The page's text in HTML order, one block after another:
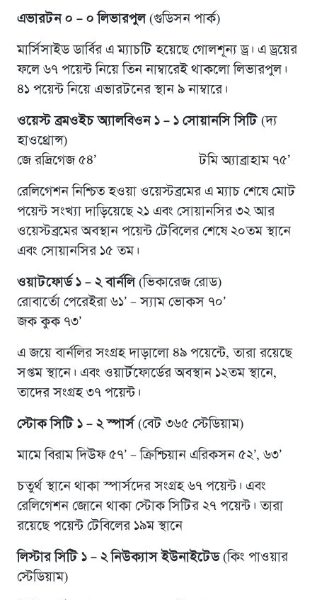
এভারটন ০ – ০ লিভারপুল(গুডিসন পার্ক)
মার্সিসাইড ডার্বির এ ম্যাচটি হয়েছে গোলশূন্য ড্র। এ ড্রয়ের
ফলে ৬৭ পয়েন্ট নিয়ে তিন নাম্বারেই থাকলো লিভারপুল।
৪১ পয়েন্ট নিয়ে এভারটনের স্থান ৯ নাম্বারে।
ওয়েস্ট ব্রমওইচ অ্যালবিওন ১ – ১ সোয়ানসি সিটি(দ্য
হাওথ্রোন্স)
জে রদ্রিগেজ ৫৪’ টমি অ্যাব্রাহাম ৭৫’
রেলিগেশন নিশ্চিত হওয়া ওয়েস্টব্রমের এ ম্যাচ শেষে মোট
পয়েন্ট সংখ্যা দাড়িয়েছে ২১ এবং সোয়ানসির ৩২ আর
ওয়েস্টব্রমের অবস্থান পয়েন্ট টেবিলের শেষে ২০তম স্থানে
এবং সোয়ানসির ১৫ তম।
ওয়াটফোর্ড ১ – ২ বার্নলি (ভিকারেজ রোড)
রোবার্তো পেরেইরা ৬১’ – স্যাম ভোকস ৭০’
জক কুক ৭৩’
এ জয়ে বার্নলির সংগ্রহ দাড়ালো ৪৯ পয়েন্টে, তারা রয়েছে
সপ্তম স্থানে। এবং ওয়ার্টফোর্ডের অবস্থান ১২তম স্থানে,
তাদের সংগ্রহ ৩৭ পয়েন্ট।
স্টোক সিটি ১ – ২ স্পার্স(বেট ৩৬৫ স্টেডিয়াম)
মামে বিরাম দিউফ ৫৭’ – ক্রিশ্চিয়ান এরিকসন ৫২’, ৬৩’
চতুর্থ স্থানে থাকা স্পার্সদের সংগ্রহ ৬৭ পয়েন্ট। এবং
রেলিগেশন জোনে থাকা স্টোক সিটির ২৭ পয়েন্ট। তারা
রয়েছে পয়েন্ট টেবিলের ১৯ম স্থানে
লিস্টার সিটি ১ – ২ নিউক্যাস ইউনাইটেড(কিং পাওয়ার
স্টেডিয়াম)